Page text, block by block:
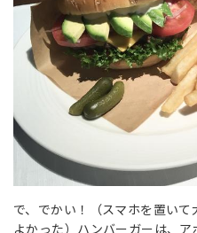
で、でかい！（スマホを置い
よかった）ハンバーガーは、